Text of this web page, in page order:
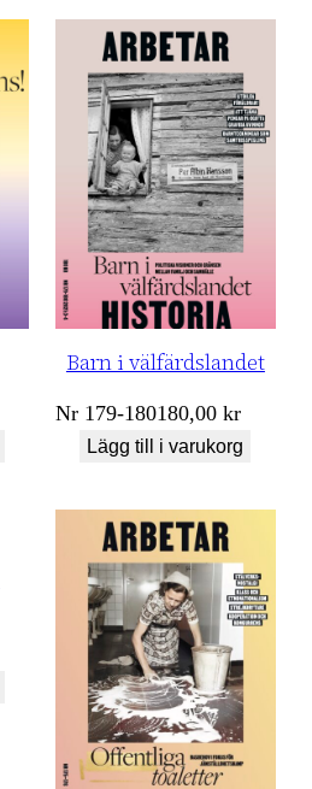
Barn i välfärdslandet
Nr 179-180180,00kr
Lägg till i varukorg